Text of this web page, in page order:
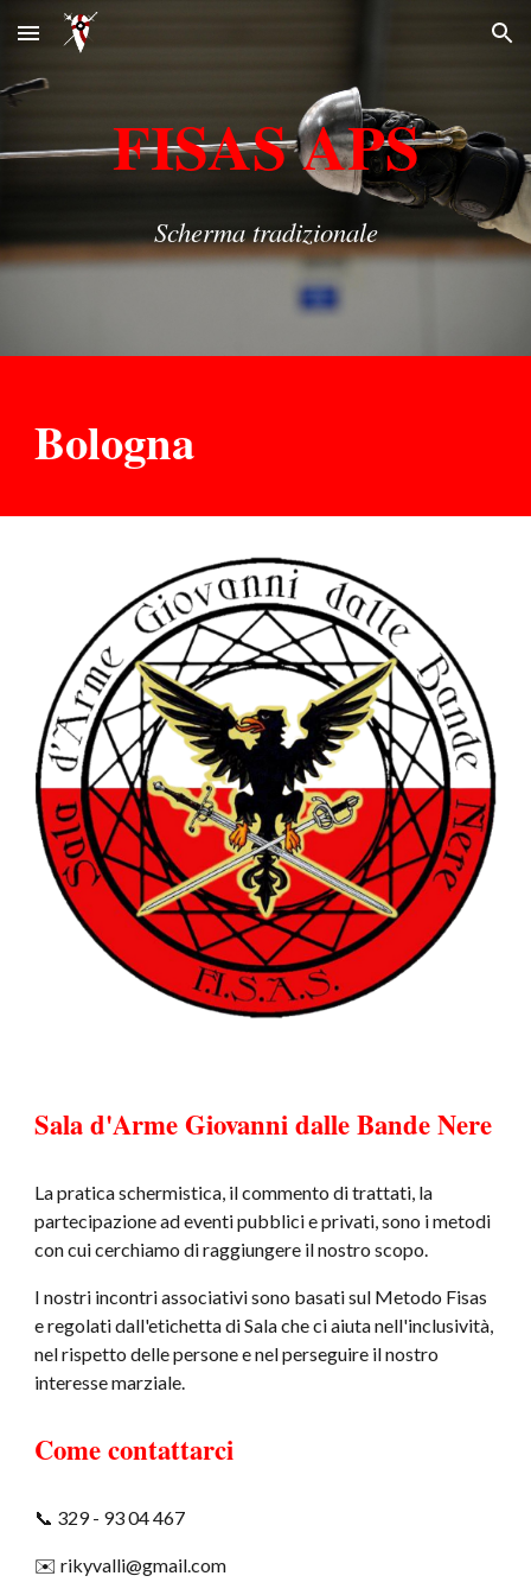
Skip to main content Skip to navigation
FISAS APS
Scherma tradizionale
Bologna
Sala d'ArmeGiovanni dalle Bande Nere
La pratica schermistica, il commento di trattati, la
partecipazione ad eventi pubblici e privati, sono i metodi
con cui cerchiamo di raggiungere il nostro scopo.
I nostri incontri associativi sono basati sul Metodo Fisas
e regolati dall'etichetta di Sala che ci aiuta nell'inclusività,
nel rispetto delle persone e nel perseguire il nostro
interesse marziale.
Come contattarci
📞 329 - 93 04 467
✉️ rikyvalli@gmail.com